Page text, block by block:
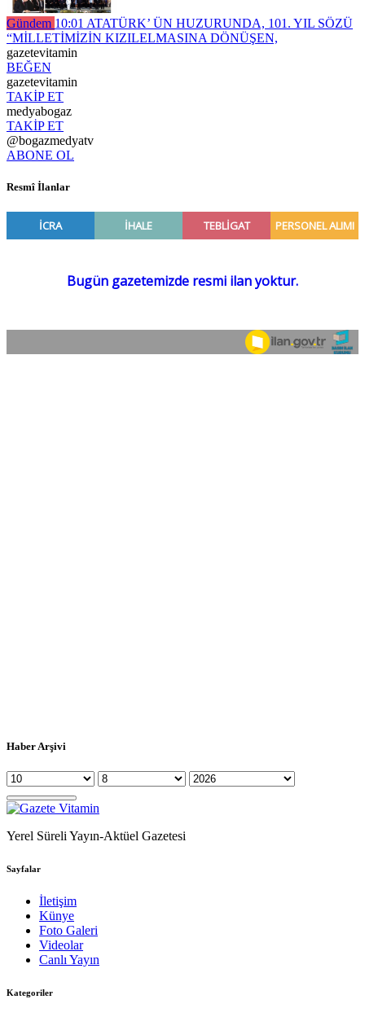
Gündem 10:01 ATATÜRK’ ÜN HUZURUNDA, 101. YIL SÖZÜ
“MİLLETİMİZİN KIZILELMASINA DÖNÜŞEN,
gazetevitamin
BEĞEN
gazetevitamin
TAKİP ET
medyabogaz
TAKİP ET
@bogazmedyatv
ABONE OL
Resmî İlanlar
Haber Arşivi
Yerel Süreli Yayın-Aktüel Gazetesi
Sayfalar
İletişim
Künye
Foto Galeri
Videolar
Canlı Yayın
Kategoriler